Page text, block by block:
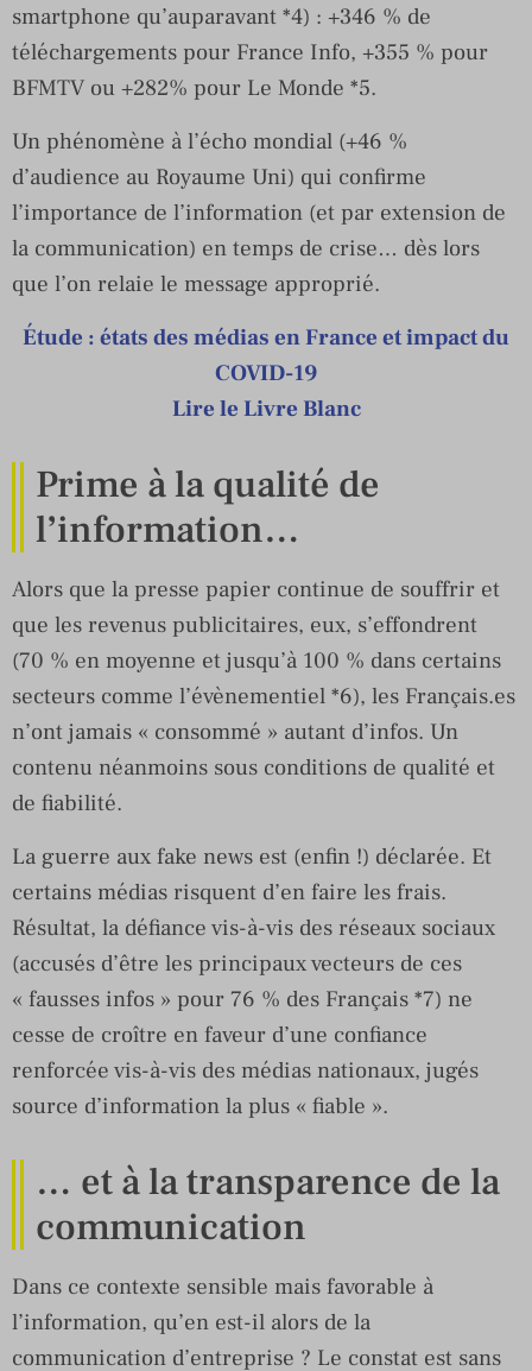
smartphone qu’auparavant *4) : +346 % de
téléchargements pour France Info, +355 % pour
BFMTV ou +282% pour Le Monde *5.
Un phénomène à l’écho mondial (+46 %
d’audience au Royaume Uni) qui confirme
l’importance de l’information (et par extension de
la communication) en temps de crise… dès lors
que l’on relaie le message approprié.
Étude : états des médias en France et impact du
COVID-19
Lire le Livre Blanc
Prime à la qualité de
l’information…
Alors que la presse papier continue de souffrir et
que les revenus publicitaires, eux, s’effondrent
(70 % en moyenne et jusqu’à 100 % dans certains
secteurs comme l’évènementiel *6), les Français.es
n’ont jamais « consommé » autant d’infos. Un
contenu néanmoins sous conditions de qualité et
de fiabilité.
La guerre aux fake news est (enfin !) déclarée. Et
certains médias risquent d’en faire les frais.
Résultat, la défiance vis-à-vis des réseaux sociaux
(accusés d’être les principaux vecteurs de ces
« fausses infos » pour 76 % des Français *7) ne
cesse de croître en faveur d’une confiance
renforcée vis-à-vis des médias nationaux, jugés
source d’information la plus « fiable ».
… et à la transparence de la
communication
Dans ce contexte sensible mais favorable à
l’information, qu’en est-il alors de la
communication d’entreprise ? Le constat est sans